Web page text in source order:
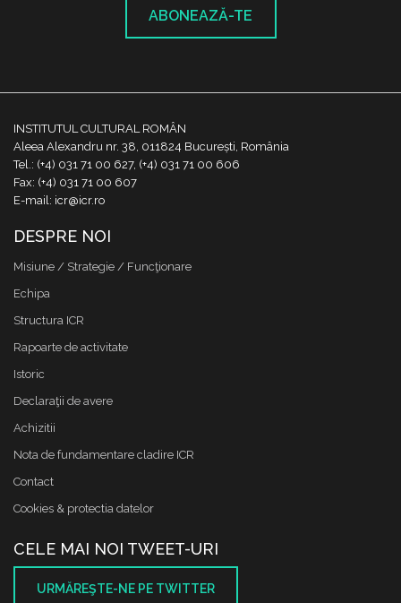
ABONEAZĂ-TE
INSTITUTUL CULTURAL ROMÂN
Aleea Alexandru nr. 38, 011824 București, România
Tel.: (+4) 031 71 00 627, (+4) 031 71 00 606
Fax: (+4) 031 71 00 607
E-mail: icr@icr.ro
DESPRE NOI
Misiune / Strategie / Funcţionare
Echipa
Structura ICR
Rapoarte de activitate
Istoric
Declaraţii de avere
Achizitii
Nota de fundamentare cladire ICR
Contact
Cookies & protectia datelor
CELE MAI NOI TWEET-URI
URMĂREŞTE-NE PE TWITTER